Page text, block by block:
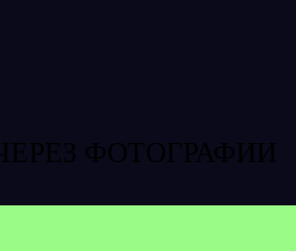
ФОТОГРАФИИ